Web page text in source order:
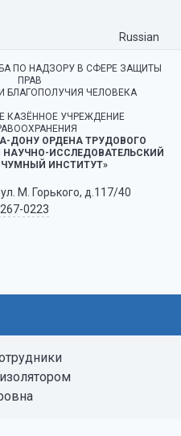
Russian
ПО НАДЗОРУ В СФЕРЕ ЗАЩИТЫ
ПРАВ
БЛАГОПОЛУЧИЯ ЧЕЛОВЕКА
КАЗЁННОЕ УЧРЕЖДЕНИЕ
ДОНУ ОРДЕНА ТРУДОВОГО
НАУЧНО-ИССЛЕДОВАТЕЛЬСКИЙ
ИНСТИТУТ»
М. Горького, д.117/40
0223